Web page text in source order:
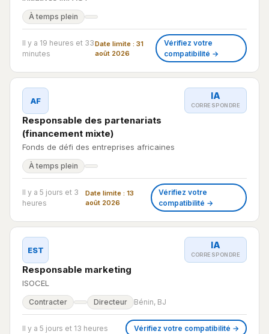
À temps plein
Il y a 19 heures et 33
minutes
Date limite : 31
août 2026
Vérifiez votre
compatibilité →
AF
Responsable des partenariats
(financement mixte)
Fonds de défi des entreprises africaines
IA
CORRESPONDRE
À temps plein
Il y a 5 jours et 3
heures
Date limite : 13
août 2026
Vérifiez votre
compatibilité →
EST
Responsable marketing
ISOCEL
IA
CORRESPONDRE
Contracter Directeur Bénin, BJ
Il y a 5 jours et 13 heures Vérifiez votre compatibilité →